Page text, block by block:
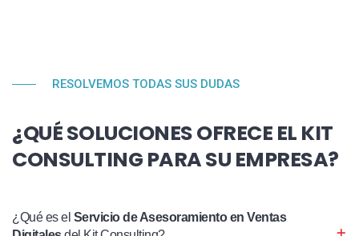
RESOLVEMOS TODAS SUS DUDAS
¿QUÉ SOLUCIONES OFRECE EL KIT
CONSULTING PARA SU EMPRESA?
¿Qué es el Servicio de Asesoramiento en Ventas